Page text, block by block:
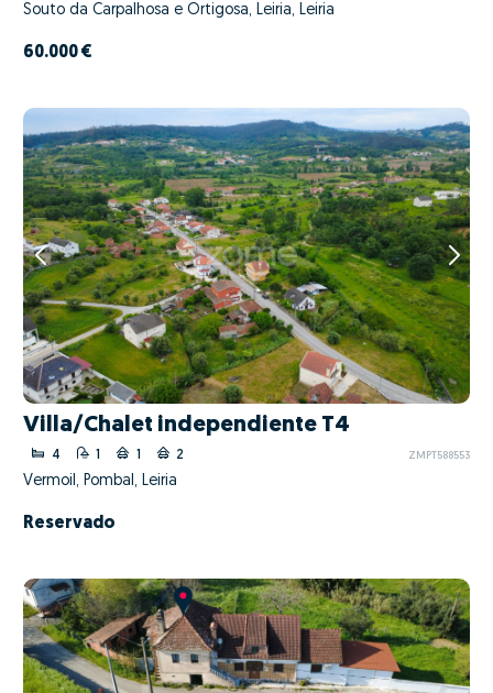
Souto da Carpalhosa e Ortigosa, Leiria, Leiria
60.000 €
Villa/Chalet independiente T4
4 1 1 2 ZMPT588553
Vermoil, Pombal, Leiria
Reservado